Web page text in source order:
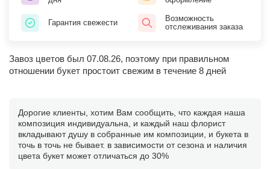
Гарантия свежести
Возможность
отслеживания заказа
Завоз цветов был 07.08.26, поэтому при правильном
отношении букет простоит свежим в течение 8 дней
Дорогие клиенты, хотим Вам сообщить, что каждая наша
композиция индивидуальна, и каждый наш флорист
вкладывают душу в собранные им композиции, и букета в
точь в точь не бывает. в зависимости от сезона и наличия
цвета букет может отличаться до 30%